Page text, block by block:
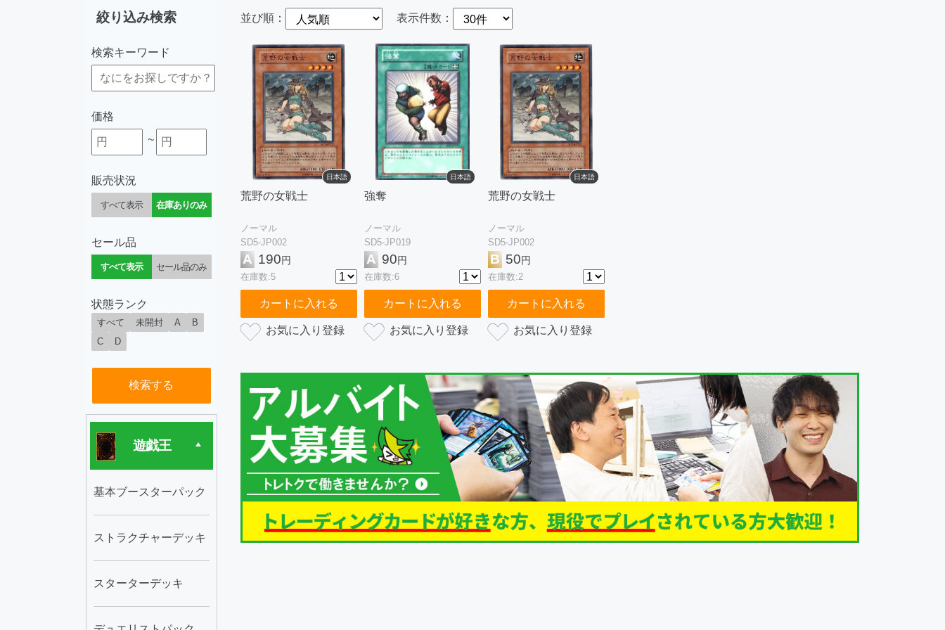
絞り込み検索
検索キーワード
価格
~
販売状況
すべて表示 在庫ありのみ
セール品
すべて表示 セール品のみ
状態ランク
すべて 未開封 A
B
C
D
検索する
遊戯王
基本ブースターパック
ストラクチャーデッキ
スターターデッキ
並び順： 表示件数：
日本語
荒野の女戦士
ノーマル
SD5-JP002
A 190円
在庫数:5
カートに入れる
日本語
強奪
ノーマル
SD5-JP019
A 90円
在庫数:6
カートに入れる
日本語
荒野の女戦士
ノーマル
SD5-JP002
B 50円
在庫数:2
カートに入れる